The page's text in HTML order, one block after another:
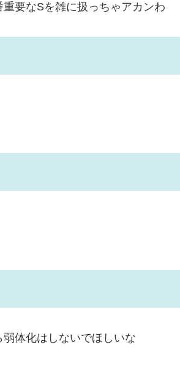
要なSを雑に扱っちゃアカンわ
体化はしないでほしいな